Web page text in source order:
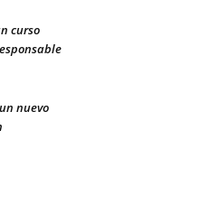
curso
nuevo